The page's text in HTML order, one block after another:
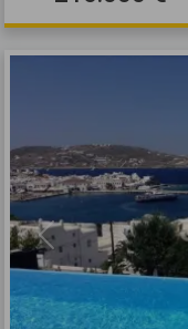
Previous